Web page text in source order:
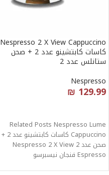
Nespresso 2 X View Cappuccino
كاسات كابتشينو عدد 2 + صحن
ستانلس عدد 2
Nespresso
₪ 129.99
Related Posts Nespresso Lume
Cappuccino كاسات كابتشينو عدد 2 +
صحن عدد 2 Nespresso 2 X View
Espresso فنجان نيسبرسو